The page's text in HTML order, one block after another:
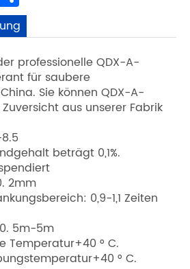
professionelle QDX-A-
für saubere
Sie können QDX-A-
aus unserer Fabrik
beträgt 0,1%.
2mm
0,9-1,1 Zeiten
5m-5m
Temperatur+40 ° C.
° C.